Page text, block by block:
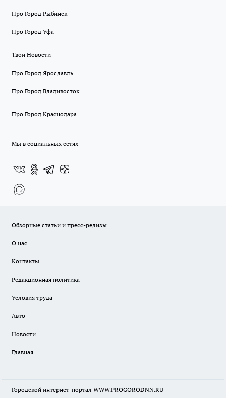
Про Город Рыбинск
Про Город Уфа
Твои Новости
Про Город Ярославль
Про Город Владивосток
Про Город Краснодара
Мы в социальных сетях
Обзорные статьи и пресс-релизы
О нас
Контакты
Редакционная политика
Условия труда
Авто
Новости
Главная
Городской интернет-портал WWW.PROGORODNN.RU